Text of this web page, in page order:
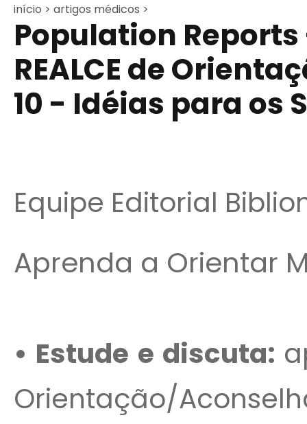
início > artigos médicos >
Population Reports
REALCE de
10 - Idéias para os
Equipe Editorial
Aprenda a Orientar
• Estude e discuta:
Orientação/